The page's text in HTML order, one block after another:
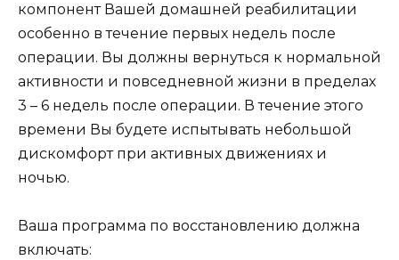
компонент Вашей домашней реабилитации
особенно в течение первых недель после
операции. Вы должны вернуться к нормальной
активности и повседневной жизни в пределах
3 – 6 недель после операции. В течение этого
времени Вы будете испытывать небольшой
дискомфорт при активных движениях и
ночью.
Ваша программа по восстановлению должна
включать: